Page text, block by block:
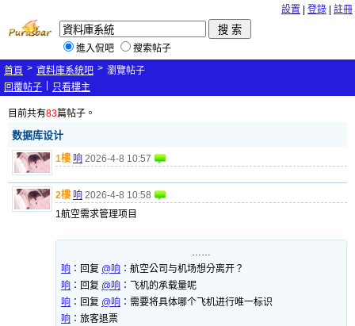
設置 登錄 註冊
進入侃吧
搜索帖子
首頁 > 資料庫系統吧 > 瀏覽帖子
回覆帖子
只看樓主
目前共有83篇帖子。
数据库设计
1樓 响 2026-4-8 10:57
2樓 响 2026-4-8 10:58
1航空需求管理项目
……
响 ： 回复 @响 ：航空公司与机场想分离开？
响 ： 回复 @响 ：飞机的承载量呢
响 ： 回复 @响 ：需要将具体哪个飞机进行唯一标识
响 ： 旅客退票